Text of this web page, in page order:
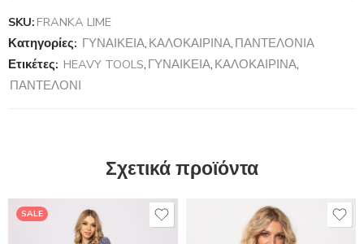
SKU: FRANKA LIME
Κατηγορίες: ΓΥΝΑΙΚΕΙΑ, ΚΑΛΟΚΑΙΡΙΝΑ, ΠΑΝΤΕΛΟΝΙΑ
Ετικέτες: HEAVY TOOLS, ΓΥΝΑΙΚΕΙΑ, ΚΑΛΟΚΑΙΡΙΝΑ,
ΠΑΝΤΕΛΟΝΙ
Σχετικά προϊόντα
SALE